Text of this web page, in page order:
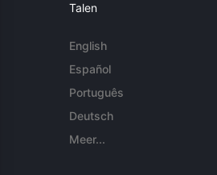
Talen
English
Español
Português
Deutsch
Meer...